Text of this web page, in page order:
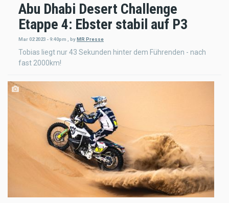
Abu Dhabi Desert Challenge
Etappe 4: Ebster stabil auf P3
Mar 02 2023 - 9:40pm , byMR Presse
Tobias liegt nur 43 Sekunden hinter dem Führenden - nach
fast 2000km!